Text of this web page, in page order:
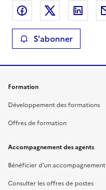
Partager surPartager
S'abonner
Formation
Développement des formations
Offres de formation
Accompagnement des agents
Bénéficier d’un accompagnement
Consulter les offres de postes